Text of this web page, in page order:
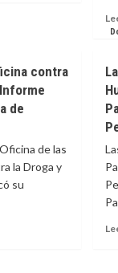
contra
de
de las
la Droga y
su